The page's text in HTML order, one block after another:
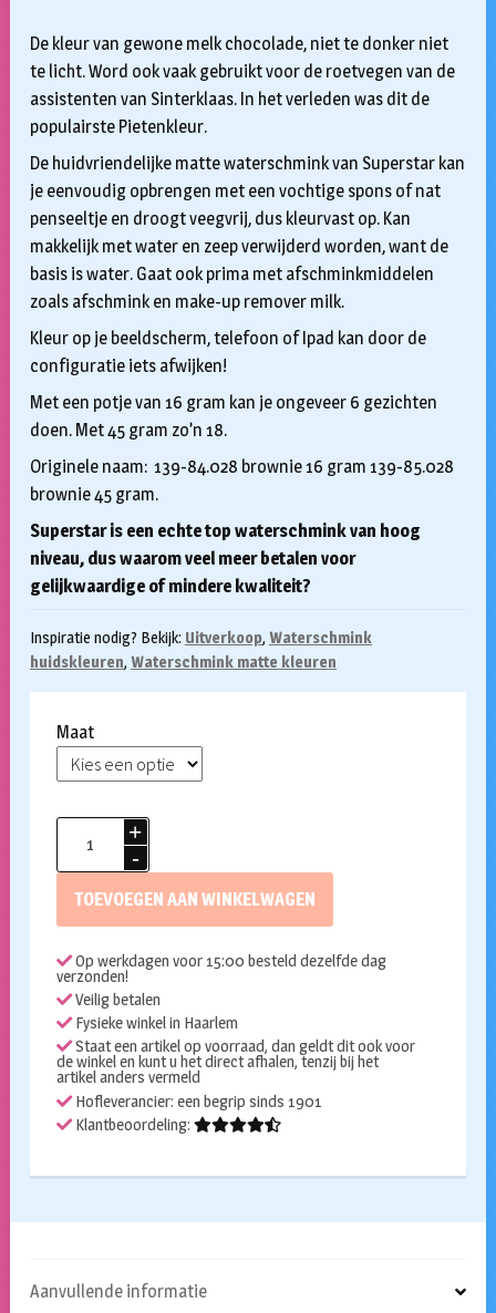
De kleur van gewone melk chocolade, niet te donker niet
te licht. Word ook vaak gebruikt voor de roetvegen van de
assistenten van Sinterklaas. In het verleden was dit de
populairste Pietenkleur.
De huidvriendelijke matte waterschmink van Superstar kan
je eenvoudig opbrengen met een vochtige spons of nat
penseeltje en droogt veegvrij, dus kleurvast op. Kan
makkelijk met water en zeep verwijderd worden, want de
basis is water. Gaat ook prima met afschminkmiddelen
zoals afschmink en make-up remover milk.
Kleur op je beeldscherm, telefoon of Ipad kan door de
configuratie iets afwijken!
Met een potje van 16 gram kan je ongeveer 6 gezichten
doen. Met 45 gram zo’n 18.
Originele naam: 139-84.028 brownie 16 gram 139-85.028
brownie 45 gram.
Superstar is een echte top waterschmink van hoog
niveau, dus waarom veel meer betalen voor
gelijkwaardige of mindere kwaliteit?
Inspiratie nodig? Bekijk: Uitverkoop, Waterschmink
huidskleuren, Waterschmink matte kleuren
Maat
waterschmink
Brownie
TOEVOEGEN AAN WINKELWAGEN
Op werkdagen voor 15:00 besteld dezelfde dag
verzonden!
Veilig betalen
Fysieke winkel in Haarlem
Staat een artikel op voorraad, dan geldt dit ook voor
de winkel en kunt u het direct afhalen, tenzij bij het
artikel anders vermeld
Hofleverancier: een begrip sinds 1901
Klantbeoordeling:
Aanvullende informatie